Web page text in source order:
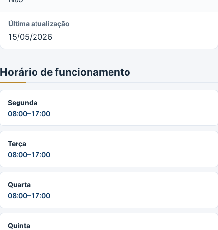
Última atualização
15/05/2026
Horário de funcionamento
Segunda
08:00–17:00
Terça
08:00–17:00
Quarta
08:00–17:00
Quinta